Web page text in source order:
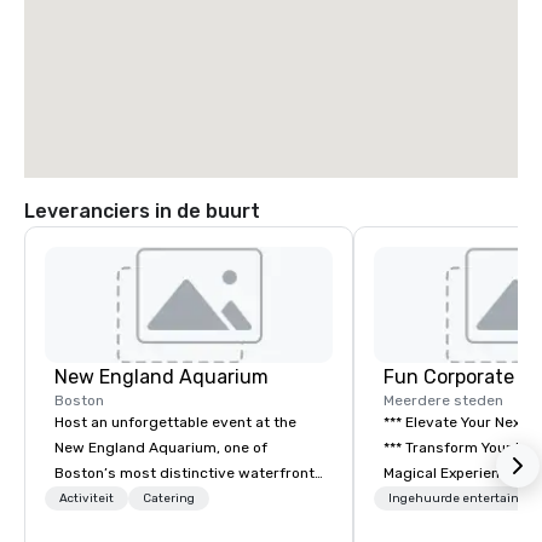
Leveranciers in de buurt
New England Aquarium
Boston
Host an unforgettable event at the
New England Aquarium, one of
Boston’s most distinctive waterfront
venues. Guests can dine among
Activiteit Catering
Fun Corporate
Meerdere steden
*** Elevate Your Next
*** Transform Your Event into a
Magical Experience with Fun
Corporate Magic, a
Ingehuurde